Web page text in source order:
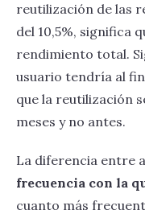
reutilización de las
del 10,5%, significa
rendimiento total.
usuario tendría al
que la reutilización
meses y no antes.
La diferencia entre
frecuencia con la
cuanto más